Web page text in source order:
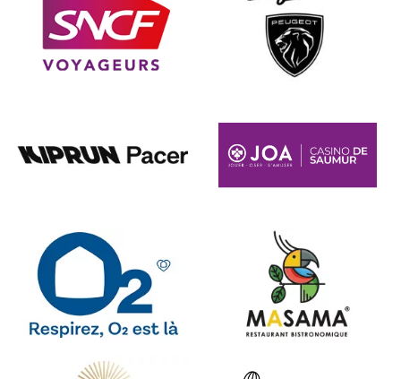
Peugeot Saga
Kiprun Pacer Masama